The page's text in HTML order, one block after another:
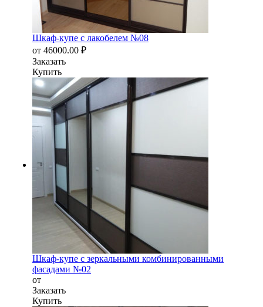
Шкаф-купе с лакобелем №08
от 46000.00 ₽
Заказать
Купить
Шкаф-купе с зеркальными комбинированными
фасадами №02
от
Заказать
Купить